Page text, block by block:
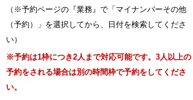
（※予約ページの『業務』で「マイナンバーその他
（予約）」を選択してから、日付を検索してくださ
い）
※予約は1枠につき2人まで対応可能です。3人以上の
予約をされる場合は別の時間枠で予約をしてくださ
い。